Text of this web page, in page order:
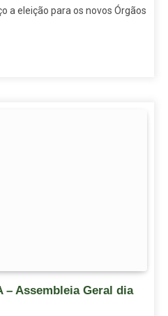
a eleição para os novos Órgãos
– Assembleia Geral dia